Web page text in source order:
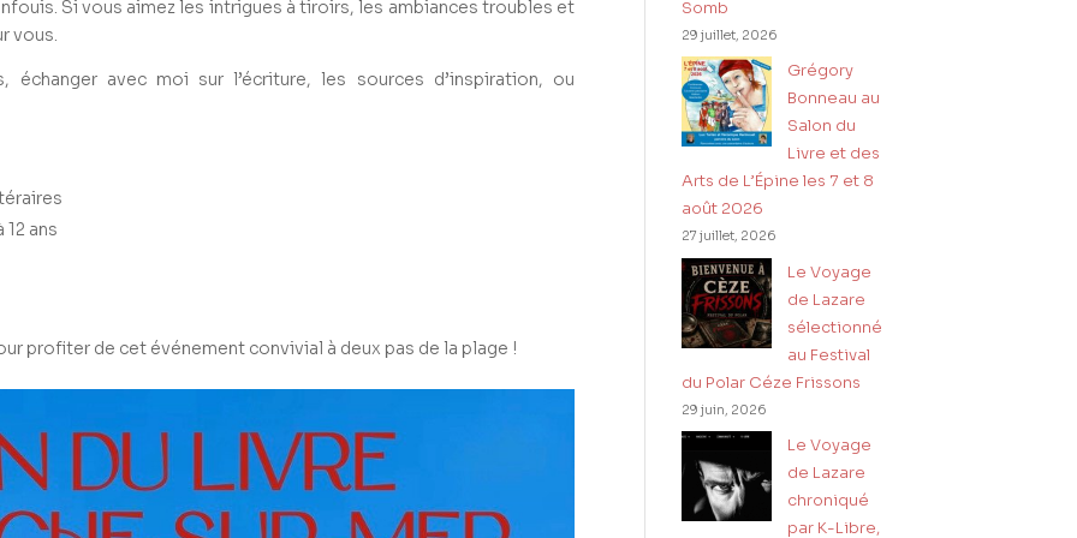
Si vous aimez les intrigues à tiroirs, les ambiances troubles et
vous.
, échanger avec moi sur l’écriture, les sources d’inspiration, ou
ans
profiter de cet événement convivial à deux pas de la plage !
Somb
29 juillet, 2026
Grégory
Bonneau au
Salon du
Livre et des
Arts de L’Épine les 7 et 8
août 2026
27 juillet, 2026
Le Voyage
de Lazare
sélectionné
au Festival
du Polar Céze Frissons
29 juin, 2026
Le Voyage
de Lazare
chroniqué
par K-Libre,